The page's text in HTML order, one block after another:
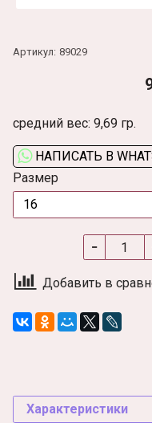
Артикул: 89029
средний вес: 9,69 гр.
НАПИСАТЬ В
Размер
Добавить в
Характеристики